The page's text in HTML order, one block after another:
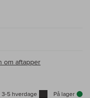
om aftapper
5 hverdage På lager